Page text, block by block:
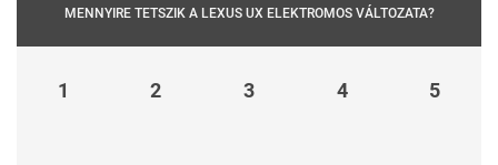
MENNYIRE TETSZIK A LEXUS UX ELEKTROMOS VÁLTOZATA?
1 2 3 4 5